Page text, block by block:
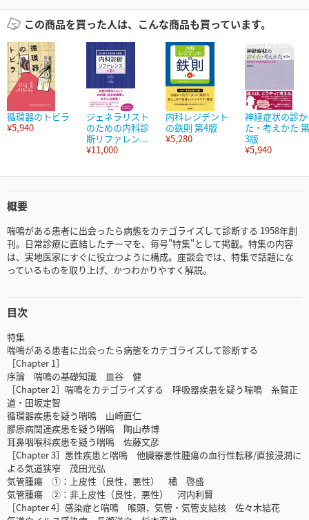
この商品を買った人は、こんな商品も買っています。
循環器のトビラ
¥5,940
ジェネラリスト
のための内科診
断リファレン...
¥11,000
内科レジデント
の鉄則 第4版
¥5,280
神経症状の診か
た・考えかた 第
3版
¥5,940
概要
喘鳴がある患者に出会ったら病態をカテゴライズして診断する 1958年創
刊。日常診療に直結したテーマを、毎号"特集"として掲載。特集の内容
は、実地医家にすぐに役立つように構成。座談会では、特集で話題にな
っているものを取り上げ、かつわかりやすく解説。
目次
特集
喘鳴がある患者に出会ったら病態をカテゴライズして診断する
［Chapter 1］
序論 喘鳴の基礎知識 皿谷 健
［Chapter 2］喘鳴をカテゴライズする 呼吸器疾患を疑う喘鳴 糸賀正
道・田坂定智
循環器疾患を疑う喘鳴 山崎直仁
膠原病関連疾患を疑う喘鳴 陶山恭博
耳鼻咽喉科疾患を疑う喘鳴 佐藤文彦
［Chapter 3］悪性疾患と喘鳴 他臓器悪性腫瘍の血行性転移/直接浸潤に
よる気道狭窄 茂田光弘
気管腫瘍 ①：上皮性（良性，悪性） 橘 啓盛
気管腫瘍 ②：非上皮性（良性，悪性） 河内利賢
［Chapter 4］感染症と喘鳴 喉頭，気管・気管支結核 佐々木結花